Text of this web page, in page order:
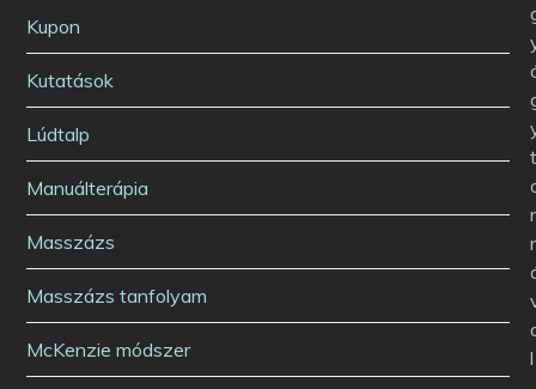
Kupon
Kutatások
Lúdtalp
Manuálterápia
Masszázs
Masszázs tanfolyam
McKenzie módszer
r
l